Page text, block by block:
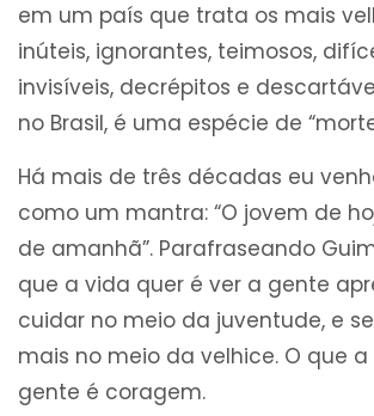
em um país que trata os mais
inúteis, ignorantes, teimosos,
invisíveis, decrépitos e
no Brasil, é uma espécie de
Há mais de três décadas eu
como um mantra: “O jovem de
de amanhã”. Parafraseando
que a vida quer é ver a gente
cuidar no meio da juventude, e
mais no meio da velhice. O que
gente é coragem.